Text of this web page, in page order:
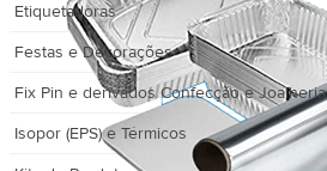
Etiquetadoras
Festas e Decorações
Fix Pin e derivados Confecção e Joalheria
Isopor (EPS) e Térmicos